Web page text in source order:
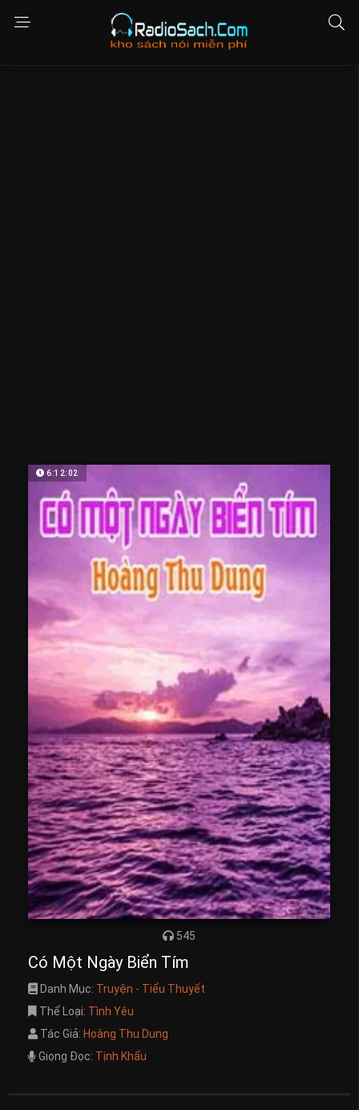
6:12:02
545
Có Một Ngày Biển Tím
Danh Mục: Truyện - Tiểu Thuyết
Thể Loại: Tình Yêu
Tác Giả: Hoàng Thu Dung
Giọng Đọc: Tịnh Khẩu